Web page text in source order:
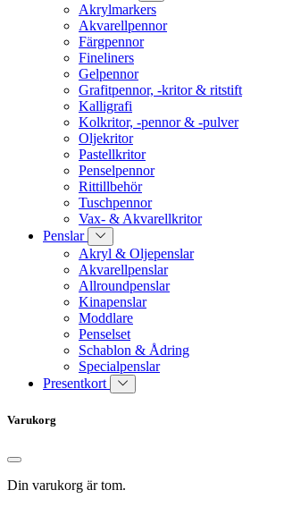
Akrylmarkers
Akvarellpennor
Färgpennor
Fineliners
Gelpennor
Grafitpennor, -kritor & ritstift
Kalligrafi
Kolkritor, -pennor & -pulver
Oljekritor
Pastellkritor
Penselpennor
Rittillbehör
Tuschpennor
Vax- & Akvarellkritor
Penslar
Akryl & Oljepenslar
Akvarellpenslar
Allroundpenslar
Kinapenslar
Moddlare
Penselset
Schablon & Ådring
Specialpenslar
Presentkort
Varukorg
Din varukorg är tom.